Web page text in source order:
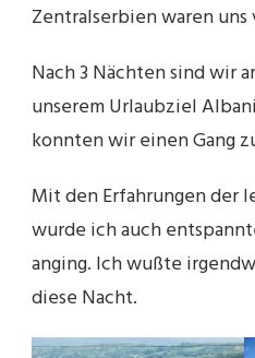
Zentralserbien waren
Nach 3 Nächten sind wir
unserem Urlaubziel
konnten wir einen Gang
Mit den Erfahrungen der
wurde ich auch
anging. Ich wußte
diese Nacht.